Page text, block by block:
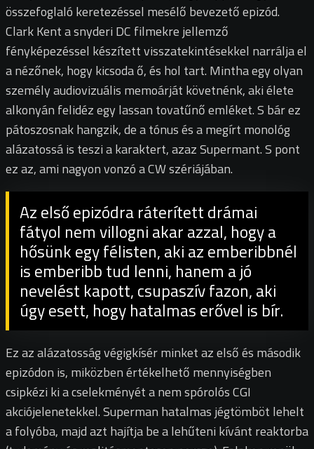
összefoglaló keretezéssel mesélő bevezető epizód.
Clark Kent a snyderi DC filmekre jellemző
fényképezéssel készített visszatekintésekkel narrálja el
a nézőnek, hogy kicsoda ő, és hol tart. Mintha egy olyan
személy audiovizuális memoárját követnénk, aki élete
alkonyán felidéz egy lassan tovatűnő emléket. S bár ez
pátoszosnak hangzik, de a tónus és a megírt monológ
alázatossá is teszi a karaktert, azaz Supermant. S pont
ez az, ami nagyon vonzó a CW szériájában.
Az első epizódra ráterített drámai
fátyol nem villogni akar azzal, hogy a
hősünk egy félisten, aki az emberibbnél
is emberibb tud lenni, hanem a jó
nevelést kapott, csupaszív fazon, aki
úgy esett, hogy hatalmas erővel is bír.
Ez az alázatosság végigkísér minket az első és második
epizódon is, miközben értékelhető mennyiségben
csipkézi ki a cselekményét a nem spórolós CGI
akciójelenetekkel. Superman hatalmas jégtömböt lehelt
a folyóba, majd azt hajítja be a lehűteni kívánt reaktorba